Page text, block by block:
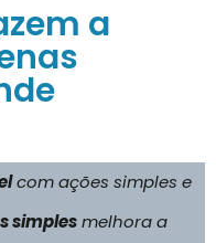
a
com ações simples e
simplesmelhora a